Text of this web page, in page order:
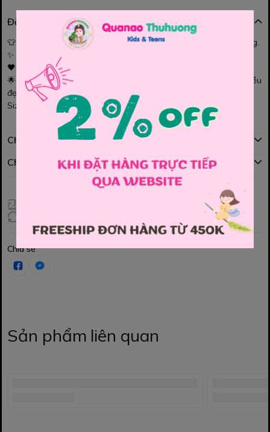
Đặc điểm nổi bật
👕 Áo thun trắng sọc đen
basic hiện đại, bé mặc cực dễ thương.
✨ Chất thun mềm mịn, co giãn tốt, thoải mái suốt ngày dài.
🖤 Chữ
Easy-going
🌟 Dễ phối quần jean, short, chân váy… diện đi chơi hay đi học đều
đẹp.
Size: 120, 130, 140, 150, 160.
Chính sách mua hàng
Chính sách đổi hàng
Chia sẻ
Sản phẩm liên quan